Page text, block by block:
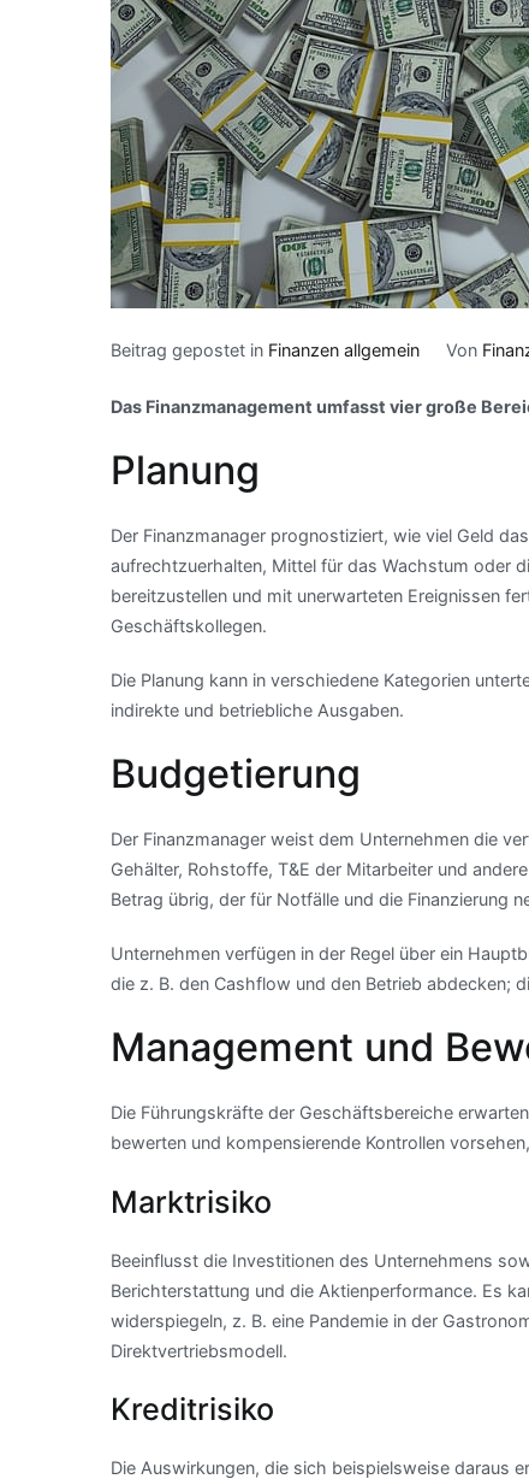
Beitrag gepostet in Finanzen allgemein Von
Das Finanzmanagement umfasst vier große
Planung
Der Finanzmanager prognostiziert, wie viel Geld
aufrechtzuerhalten, Mittel für das Wachstum oder
bereitzustellen und mit unerwarteten Ereignissen
Geschäftskollegen.
Die Planung kann in verschiedene Kategorien
indirekte und betriebliche Ausgaben.
Budgetierung
Der Finanzmanager weist dem Unternehmen die
Gehälter, Rohstoffe, T&E der Mitarbeiter und
Betrag übrig, der für Notfälle und die Finanzierung
Unternehmen verfügen in der Regel über ein
die z. B. den Cashflow und den Betrieb abdecken;
Management und
Die Führungskräfte der Geschäftsbereiche
bewerten und kompensierende Kontrollen
Marktrisiko
Beeinflusst die Investitionen des Unternehmens
Berichterstattung und die Aktienperformance. Es
widerspiegeln, z. B. eine Pandemie in der
Direktvertriebsmodell.
Kreditrisiko
Die Auswirkungen, die sich beispielsweise daraus